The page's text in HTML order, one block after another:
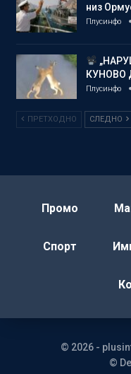
низ
Плусинфо
КУНОВО
Плусинфо
ПРЕТХОДНО СЛЕДНО
Промо
Спорт
© 2026 -
©